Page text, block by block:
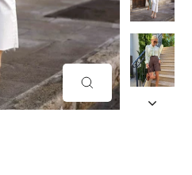
SCHLIESSEN (
ESC)